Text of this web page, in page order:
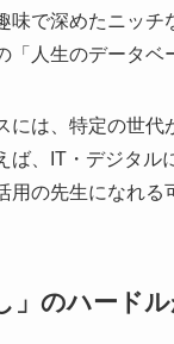
味で深めたニッ
「人生のデータベ
には、特定の世
ば、IT・デジタル
用の先生になれる
」のハード